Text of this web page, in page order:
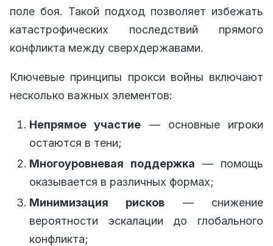
поле боя. Такой подход позволяет избежать
катастрофических последствий прямого
конфликта между сверхдержавами.
Ключевые принципы прокси войны включают
несколько важных элементов:
Непрямое участие — основные игроки
остаются в тени;
Многоуровневая поддержка — помощь
оказывается в различных формах;
Минимизация рисков — снижение
вероятности эскалации до глобального
конфликта;